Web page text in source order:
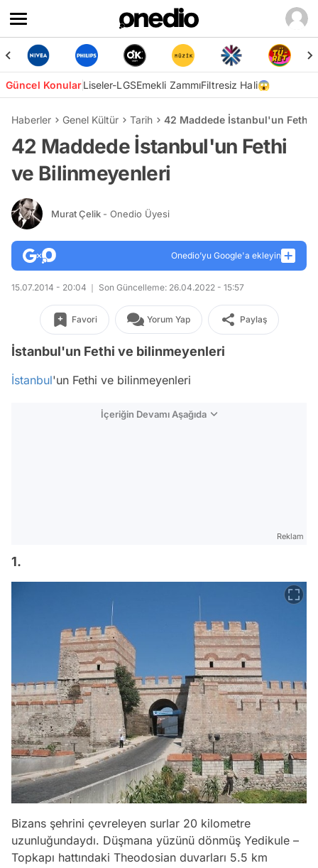
Güncel KonularLiseler-LGSEmekli ZammıFiltresiz Hali😱
Haberler Genel Kültür Tarih 42 Maddede İstanbul'un Fethi
42 Maddede İstanbul'un Fethi
ve Bilinmeyenleri
Murat Çelik - Onedio Üyesi
Onedio’yu Google'a ekleyin
15.07.2014 - 20:04 Son Güncelleme: 26.04.2022 - 15:57
Favori Yorum Yap Paylaş
İstanbul'un Fethi ve bilinmeyenleri
İstanbul'un Fethi ve bilinmeyenleri
İçeriğin Devamı Aşağıda
Reklam
1.
Bizans şehrini çevreleyen surlar 20 kilometre
uzunluğundaydı. Düşmana yüzünü dönmüş Yedikule –
Topkapı hattındaki Theodosian duvarları 5.5 km